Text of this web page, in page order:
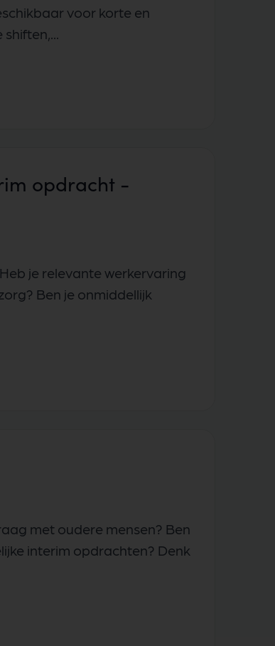
voor korte en
opdracht -
je relevante werkervaring
Ben je onmiddellijk
met oudere mensen? Ben
interim opdrachten? Denk